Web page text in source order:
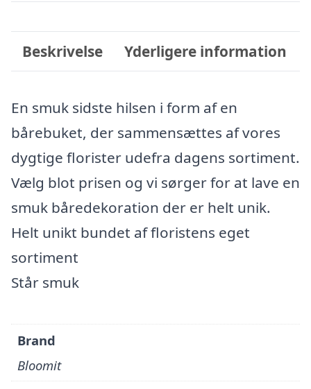
Beskrivelse Yderligere information
En smuk sidste hilsen i form af en
bårebuket, der sammensættes af vores
dygtige florister udefra dagens sortiment.
Vælg blot prisen og vi sørger for at lave en
smuk båredekoration der er helt unik.
Helt unikt bundet af floristens eget
sortiment
Står smuk
Brand
Bloomit